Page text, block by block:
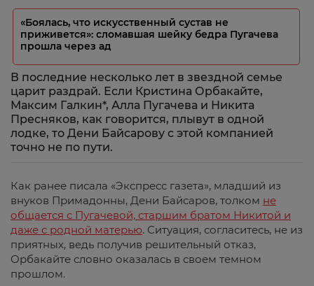
«Боялась, что искусственный сустав не
приживется»: сломавшая шейку бедра Пугачева
прошла через ад
В последние несколько лет в звездной семье
царит раздрай. Если Кристина Орбакайте,
Максим Галкин*, Алла Пугачева и Никита
Пресняков, как говорится, плывут в одной
лодке, то Дени Байсарову с этой компанией
точно не по пути.
Как ранее писала «Экспресс газета», младший из
внуков Примадонны, Дени Байсаров, толком не
общается с Пугачевой, старшим братом Никитой и
даже с родной матерью. Ситуация, согласитесь, не из
приятных, ведь получив решительный отказ,
Орбакайте словно оказалась в своем темном
прошлом.